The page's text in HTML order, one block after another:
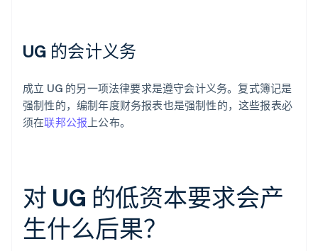
UG 的会计义务
成立 UG 的另一项法律要求是遵守会计义务。复式簿记是
强制性的，编制年度财务报表也是强制性的，这些报表必
须在联邦公报 上公布。
对 UG 的低资本要求会产
生什么后果？